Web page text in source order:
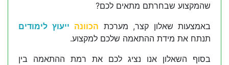
שהמקצוע שבחרתם מתאים לכם?
באמצעות שאלון קצר, מערכת הכוונה ייעוץ לימודים
תנתח את מידת ההתאמה שלכם למקצוע.
בסוף השאלון אנו נציג לכם את רמת ההתאמה בין